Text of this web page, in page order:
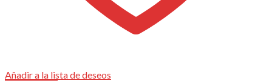
Añadir a la lista de deseos